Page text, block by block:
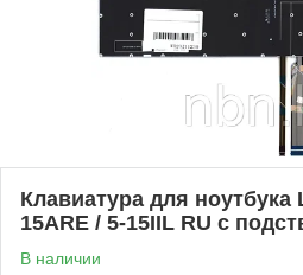
Клавиатура для ноутбука
15ARE / 5-15IIL RU с
В наличии